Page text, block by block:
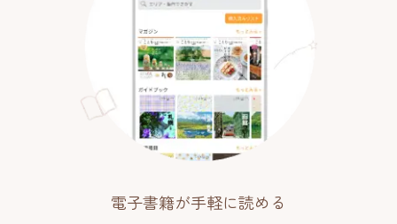
電子書籍が手軽に読める